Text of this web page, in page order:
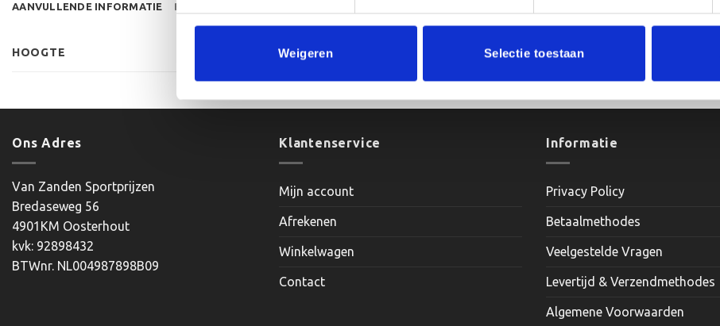
Weigeren Selectie toestaan
AANVULLENDE INFORMATIE BEOORDELINGEN (0)
HOOGTE D130 L370 cm
Ons Adres
Van Zanden Sportprijzen
Bredaseweg 56
4901KM Oosterhout
kvk: 92898432
BTWnr. NL004987898B09
Klantenservice
Mijn account
Afrekenen
Winkelwagen
Contact
Informatie
Privacy Policy
Betaalmethodes
Veelgestelde Vragen
Levertijd & Verzendmethodes
Algemene Voorwaarden